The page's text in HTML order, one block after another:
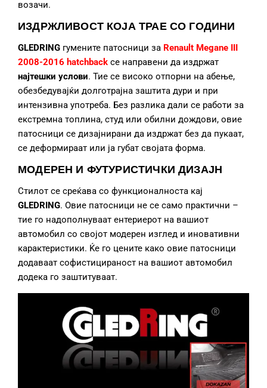
возачи.
ИЗДРЖЛИВОСТ КОЈА ТРАЕ СО ГОДИНИ
GLEDRING гумените патосници за Renault Megane III
2008-2016 hatchback се направени да издржат
најтешки услови. Тие се високо отпорни на абење,
обезбедувајќи долготрајна заштита дури и при
интензивна употреба. Без разлика дали се работи за
екстремна топлина, студ или обилни дождови, овие
патосници се дизајнирани да издржат без да пукаат,
се деформираат или ја губат својата форма.
МОДЕРЕН И ФУТУРИСТИЧКИ ДИЗАЈН
Стилот се среќава со функционалноста кај
GLEDRING. Овие патосници не се само практични –
тие го надополнуваат ентериерот на вашиот
автомобил со својот модерен изглед и иновативни
карактеристики. Ќе го цените како овие патосници
додаваат софистицираност на вашиот автомобил
додека го заштитуваат.